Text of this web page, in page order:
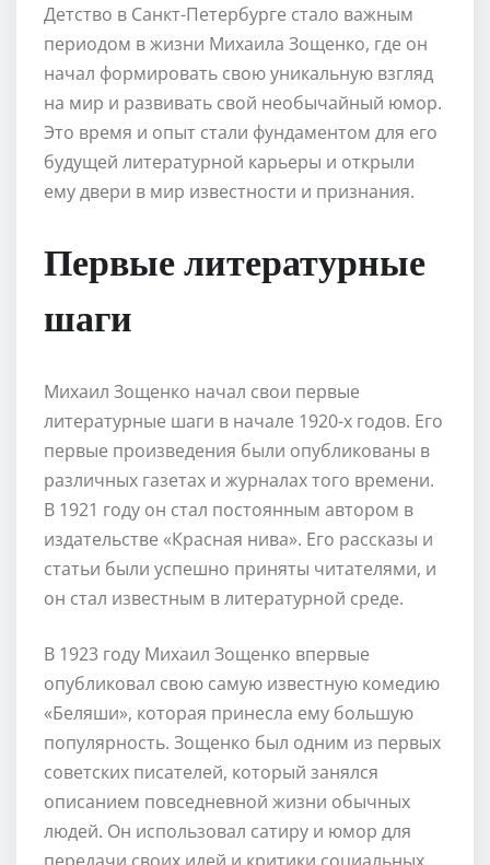
Детство в Санкт-Петербурге стало важным
периодом в жизни Михаила Зощенко, где он
начал формировать свою уникальную взгляд
на мир и развивать свой необычайный юмор.
Это время и опыт стали фундаментом для его
будущей литературной карьеры и открыли
ему двери в мир известности и признания.
Первые литературные
шаги
Михаил Зощенко начал свои первые
литературные шаги в начале 1920-х годов. Его
первые произведения были опубликованы в
различных газетах и журналах того времени.
В 1921 году он стал постоянным автором в
издательстве «Красная нива». Его рассказы и
статьи были успешно приняты читателями, и
он стал известным в литературной среде.
В 1923 году Михаил Зощенко впервые
опубликовал свою самую известную комедию
«Беляши», которая принесла ему большую
популярность. Зощенко был одним из первых
советских писателей, который занялся
описанием повседневной жизни обычных
людей. Он использовал сатиру и юмор для